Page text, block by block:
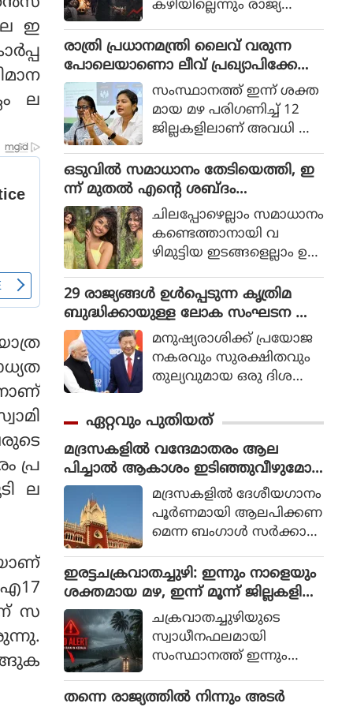
ഇ
ല
പ്ര
ല
സ
കഴിയില്ലെന്നും രാജ്യത്തെ
മൊഹ്സിന്‍ നഖ്വി
വ്യാഴാഴ്ച പറഞ്ഞു. കര
സേനാ മേധാവി ഫീല്‍ഡ്
മാര്‍ഷല്‍ സയ്യിദ് അസിം
മുനീറിന്റെ അടുത്ത
യാളായി അറിയപ്പെടുന്ന ന
ഖ്വി പാകിസ്ഥാന്റെ
കോക്രോച്ചുകള്‍ ഒ
ന്നിച്ചാല്‍ രാജ്യത്തെ മ
റിച്ചിടാന്‍ കഴിയുമെന്ന് പറ
ഞ്ഞു.
രാത്രി പ്രധാനമന്ത്രി ലൈവ് വരുന്ന
പോലെയാണൊ ലീവ് പ്രഖ്യാപിക്കേണ്ട
ത്, എറണാകുളം ജില്ലാ കളക്ടർ
ക്കെതിരെ വിമർശനം
സംസ്ഥാനത്ത് ഇന്ന് ശക്ത
മായ മഴ പരിഗണിച്ച് 12
ജില്ലകളിലാണ് അവധി പ്ര
ഒടുവില്‍ സമാധാനം തേടിയെത്തി, ഇ
ന്ന് മുതല്‍ എന്റെ ശബ്ദം
തിരെഞ്ഞെടുക്കുന്നു, പോസ്റ്റുമായി
അനുപമ പരമേശ്വരന്‍, ഒരു ബ്രെയ്ക്ക
പ്പ് മണക്കുന്നുവെന്ന് സോഷ്യല്‍
മീഡിയ
ചിലപ്പോഴെല്ലാം സമാധാനം
കണ്ടെത്താനായി വ
ഴിമുട്ടിയ ഇടങ്ങളെല്ലാം ഉ
രും.
29 രാജ്യങ്ങള്‍ ഉള്‍പ്പെടുന്ന കൃത്രിമ
ബുദ്ധിക്കായുള്ള ലോക സംഘടന ആ
രംഭിച്ച് ചൈന; ഇന്ത്യ ഇല്ലമനുഷ്യരാശിക്ക് പ്രയോജ
നകരവും സുരക്ഷിതവും
തുല്യവുമായ ഒരു ദിശ
വികസിക്കുന്നുവെന്ന് ഉറ
പ്പാക്കുക എന്ന പ്രഖ്യാപിത
ലക്ഷ്യത്തോടെയാണ് ഇ
തിന്റെ ആരംഭം. ചടങ്ങില്‍
യുഎന്‍ സെക്രട്ടറി ജനറല്‍
അന്റോണിയോ ഗുട്ടെറസ്
പങ്കെടുത്തു.
ഏറ്റവും പുതിയത്
മദ്രസകളിൽ വന്ദേമാതരം ആല
പിച്ചാൽ ആകാശം ഇടിഞ്ഞുവീഴുമോ?:
കൊൽക്കത്ത ഹൈക്കോടതി
മദ്രസകളില്‍ ദേശീയഗാനം
പൂര്‍ണമായി ആലപിക്കണ
മെന്ന ബംഗാള്‍ സര്‍ക്കാര്‍
ചെയ്തുകൊണ്ടുള്ള
പൊതുതാല്പര്യ ഹര്‍ജി പ
രിഗണിക്കവെയാണ് കോട
തിയുടെ വാക്കാലുള്ള
നിരീക്ഷണം.
ഇരട്ടചക്രവാതച്ചുഴി: ഇന്നും നാളെയും
ശക്തമായ മഴ, ഇന്ന് മൂന്ന് ജില്ലകളിൽ
റെഡ് അലർട്ട്ചക്രവാതച്ചുഴിയുടെ
സ്വാധീനഫലമായി
സംസ്ഥാനത്ത് ഇന്നും
ളില്‍ അതിതീവ്രവും ശക്ത
തന്നെ രാജ്യത്തിൽ നിന്നും അടർ